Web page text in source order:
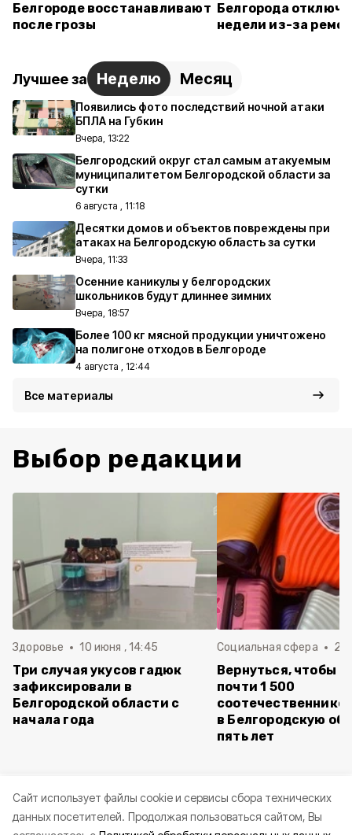
Cайт использует файлы cookie и сервисы сбора технических
данных посетителей. Продолжая пользоваться сайтом, Вы
Белгороде восстанавливают
после грозы
Белгорода
недели из-за
Лучшее за Неделю Месяц
Появились фото последствий ночной атаки
БПЛА на Губкин
Вчера, 13:22
Белгородский округ стал самым атакуемым
муниципалитетом Белгородской области за
сутки
6 августа , 11:18
Десятки домов и объектов повреждены при
атаках на Белгородскую область за сутки
Вчера, 11:33
Осенние каникулы у белгородских
школьников будут длиннее зимних
Вчера, 18:57
Более 100 кг мясной продукции уничтожено
на полигоне отходов в Белгороде
4 августа , 12:44
Все материалы
Выбор редакции
Здоровье 10 июня , 14:45
Три случая укусов гадюк
зафиксировали в
Белгородской области с
начала года
Социальная сфера 20
Вернуться, чтобы
почти 1 500
в Белгородскую
пять лет